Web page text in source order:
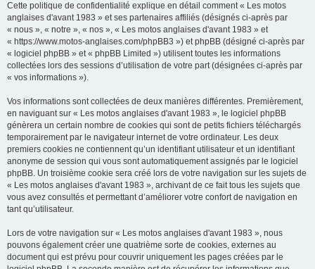
Cette politique de confidentialité explique en détail comment « Les motos
anglaises d'avant 1983 » et ses partenaires affiliés (désignés ci-après par
« nous », « notre », « nos », « Les motos anglaises d'avant 1983 » et
« https://www.motos-anglaises.com/phpBB3 ») et phpBB (désigné ci-après par
« logiciel phpBB » et « phpBB Limited ») utilisent toutes les informations
collectées lors des sessions d’utilisation de votre part (désignées ci-après par
« vos informations »).
Vos informations sont collectées de deux manières différentes. Premièrement,
en naviguant sur « Les motos anglaises d'avant 1983 », le logiciel phpBB
génèrera un certain nombre de cookies qui sont de petits fichiers téléchargés
temporairement par le navigateur internet de votre ordinateur. Les deux
premiers cookies ne contiennent qu’un identifiant utilisateur et un identifiant
anonyme de session qui vous sont automatiquement assignés par le logiciel
phpBB. Un troisième cookie sera créé lors de votre navigation sur les sujets de
« Les motos anglaises d'avant 1983 », archivant de ce fait tous les sujets que
vous avez consultés et permettant d’améliorer votre confort de navigation en
tant qu’utilisateur.
Lors de votre navigation sur « Les motos anglaises d'avant 1983 », nous
pouvons également créer une quatrième sorte de cookies, externes au
document qui est prévu pour couvrir uniquement les pages créées par le